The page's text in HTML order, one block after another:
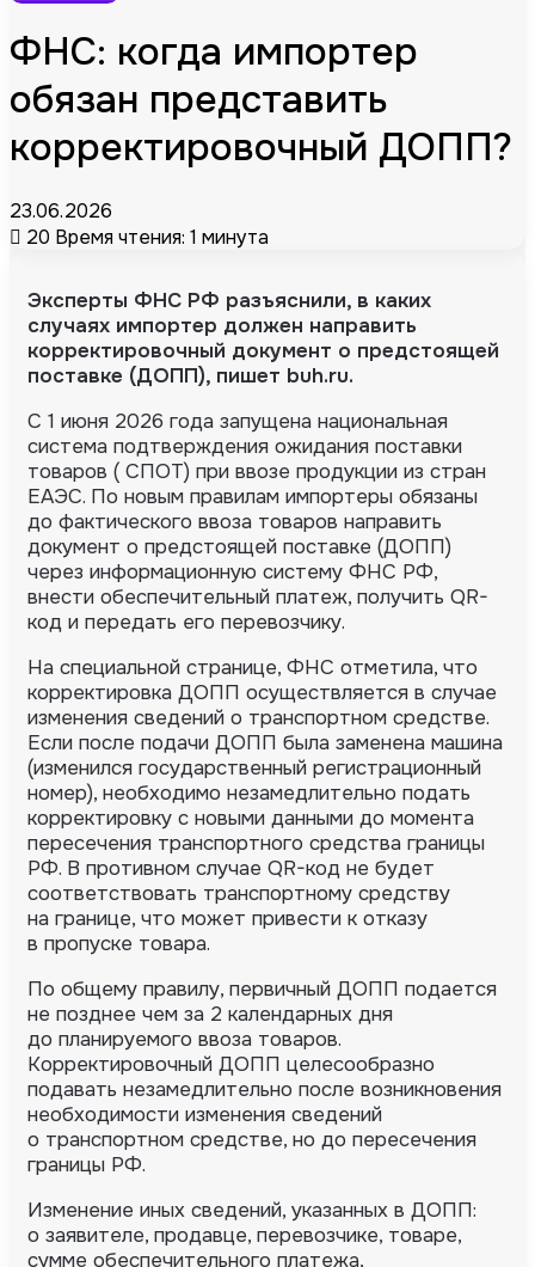
ФНС: когда импортер
обязан представить
корректировочный ДОПП?
23.06.2026
20 Время чтения: 1 минута
Эксперты ФНС РФ разъяснили, в каких
случаях импортер должен направить
корректировочный документ о предстоящей
поставке (ДОПП), пишет buh.ru.
С 1 июня 2026 года запущена национальная
система подтверждения ожидания поставки
товаров ( СПОТ) при ввозе продукции из стран
ЕАЭС. По новым правилам импортеры обязаны
до фактического ввоза товаров направить
документ о предстоящей поставке (ДОПП)
через информационную систему ФНС РФ,
внести обеспечительный платеж, получить QR-
код и передать его перевозчику.
На специальной странице, ФНС отметила, что
корректировка ДОПП осуществляется в случае
изменения сведений о транспортном средстве.
Если после подачи ДОПП была заменена машина
(изменился государственный регистрационный
номер), необходимо незамедлительно подать
корректировку с новыми данными до момента
пересечения транспортного средства границы
РФ. В противном случае QR-код не будет
соответствовать транспортному средству
на границе, что может привести к отказу
в пропуске товара.
По общему правилу, первичный ДОПП подается
не позднее чем за 2 календарных дня
до планируемого ввоза товаров.
Корректировочный ДОПП целесообразно
подавать незамедлительно после возникновения
необходимости изменения сведений
о транспортном средстве, но до пересечения
границы РФ.
Изменение иных сведений, указанных в ДОПП:
о заявителе, продавце, перевозчике, товаре,
сумме обеспечительного платежа,